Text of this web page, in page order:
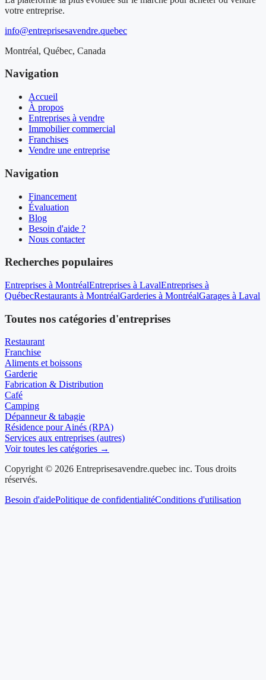
votre entreprise.
info@entreprisesavendre.quebec
Montréal, Québec, Canada
Navigation
Accueil
À propos
Entreprises à vendre
Immobilier commercial
Franchises
Vendre une entreprise
Navigation
Financement
Évaluation
Blog
Besoin d'aide ?
Nous contacter
Recherches populaires
Entreprises à MontréalEntreprises à LavalEntreprises à
QuébecRestaurants à MontréalGarderies à MontréalGarages à Laval
Toutes nos catégories d'entreprises
Restaurant
Franchise
Aliments et boissons
Garderie
Fabrication & Distribution
Café
Camping
Dépanneur & tabagie
Résidence pour Ainés (RPA)
Services aux entreprises (autres)
Voir toutes les catégories →
Copyright © 2026 Entreprisesavendre.quebec inc. Tous droits
réservés.
Besoin d'aidePolitique de confidentialitéConditions d'utilisation